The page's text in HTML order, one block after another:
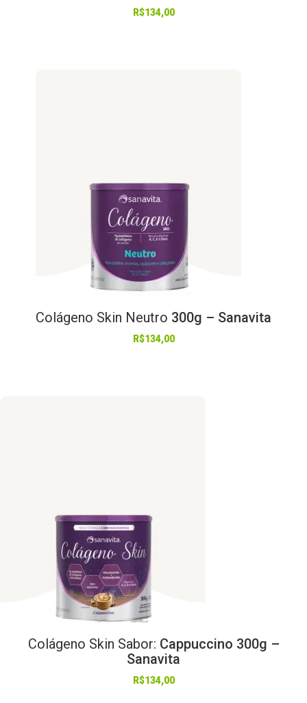
R$134,00
Colágeno Skin Neutro 300g – Sanavita
R$134,00
Colágeno Skin Sabor: Cappuccino 300g –
Sanavita
R$134,00